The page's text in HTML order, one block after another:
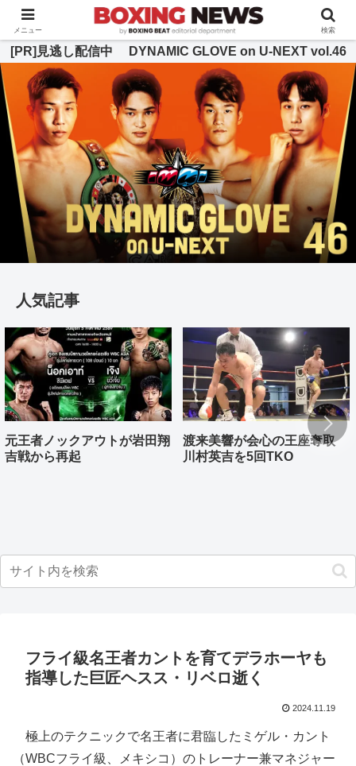
BOXING BEAT [ボクシング・ビート] 公式サイト
[PR]見逃し配信中 DYNAMIC GLOVE on U-NEXT vol.46
人気記事
元王者ノックアウトが岩田翔
吉戦から再起
渡来美響が会心の王座奪取
川村英吉を5回TKO
フライ級名王者カントを育てデラホーヤも
指導した巨匠ヘスス・リベロ逝く
2024.11.19
極上のテクニックで名王者に君臨したミゲル・カント
（WBCフライ級、メキシコ）のトレーナー兼マネジャー
メニュー 検索